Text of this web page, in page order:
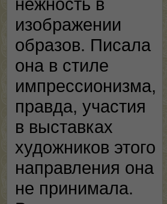
изображении
образов. Писала
она в стиле
импрессионизма,
правда, участия
в выставках
художников этого
направления она
не принимала.